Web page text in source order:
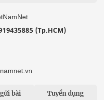
(Tp.HCM)
bài Tuyển dụng